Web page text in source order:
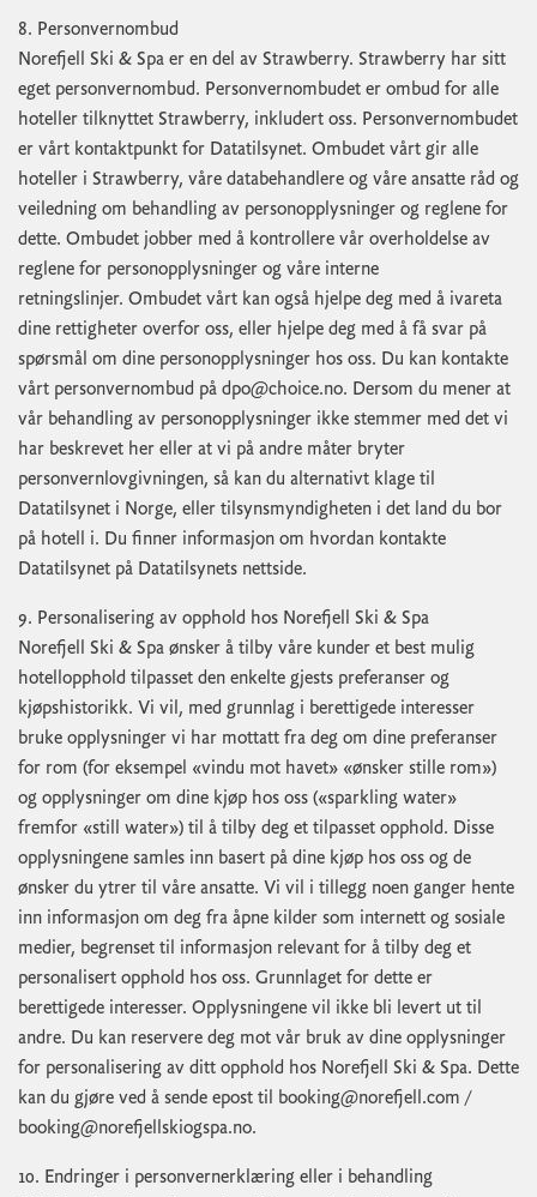
8. Personvernombud
Norefjell Ski & Spa er en del av Strawberry. Strawberry har sitt
eget personvernombud. Personvernombudet er ombud for alle
hoteller tilknyttet Strawberry, inkludert oss. Personvernombudet
er vårt kontaktpunkt for Datatilsynet. Ombudet vårt gir alle
hoteller i Strawberry, våre databehandlere og våre ansatte råd og
veiledning om behandling av personopplysninger og reglene for
dette. Ombudet jobber med å kontrollere vår overholdelse av
reglene for personopplysninger og våre interne
retningslinjer. Ombudet vårt kan også hjelpe deg med å ivareta
dine rettigheter overfor oss, eller hjelpe deg med å få svar på
spørsmål om dine personopplysninger hos oss. Du kan kontakte
vårt personvernombud på dpo@choice.no. Dersom du mener at
vår behandling av personopplysninger ikke stemmer med det vi
har beskrevet her eller at vi på andre måter bryter
personvernlovgivningen, så kan du alternativt klage til
Datatilsynet i Norge, eller tilsynsmyndigheten i det land du bor
på hotell i. Du finner informasjon om hvordan kontakte
Datatilsynet på Datatilsynets nettside.
9. Personalisering av opphold hos Norefjell Ski & Spa
Norefjell Ski & Spa ønsker å tilby våre kunder et best mulig
hotellopphold tilpasset den enkelte gjests preferanser og
kjøpshistorikk. Vi vil, med grunnlag i berettigede interesser
bruke opplysninger vi har mottatt fra deg om dine preferanser
for rom (for eksempel «vindu mot havet» «ønsker stille rom»)
og opplysninger om dine kjøp hos oss («sparkling water»
fremfor «still water») til å tilby deg et tilpasset opphold. Disse
opplysningene samles inn basert på dine kjøp hos oss og de
ønsker du ytrer til våre ansatte. Vi vil i tillegg noen ganger hente
inn informasjon om deg fra åpne kilder som internett og sosiale
medier, begrenset til informasjon relevant for å tilby deg et
personalisert opphold hos oss. Grunnlaget for dette er
berettigede interesser. Opplysningene vil ikke bli levert ut til
andre. Du kan reservere deg mot vår bruk av dine opplysninger
for personalisering av ditt opphold hos Norefjell Ski & Spa. Dette
kan du gjøre ved å sende epost til booking@norefjell.com /
booking@norefjellskiogspa.no.
10. Endringer i personvernerklæring eller i behandling